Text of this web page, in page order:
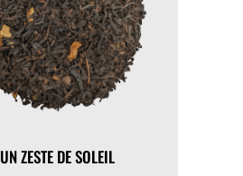
UN ZESTE DE SOLEIL